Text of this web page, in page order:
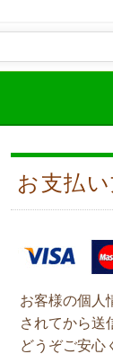
お支払
お客様の個人
されてから送
どうぞご安心